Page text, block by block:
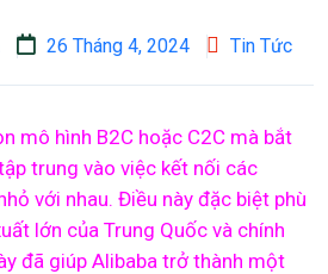
26 Tháng 4, 2024 Tin Tức
mô hình B2C hoặc C2C mà bắt
trung vào việc kết nối các
với nhau. Điều này đặc biệt phù
lớn của Trung Quốc và chính
đã giúp Alibaba trở thành một